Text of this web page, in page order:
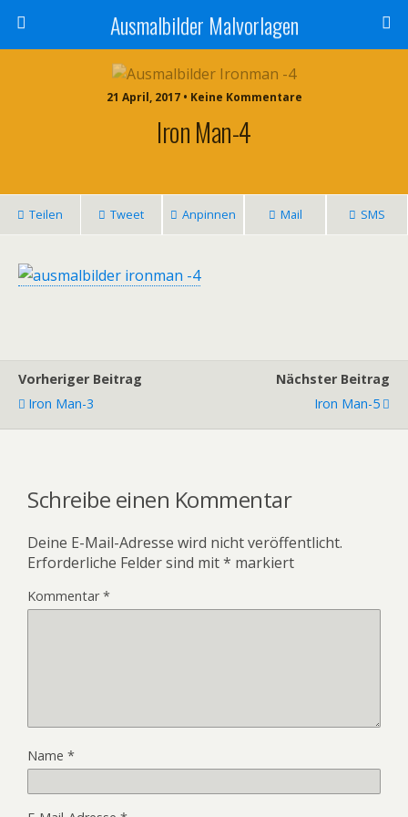
Ausmalbilder Malvorlagen
21 April, 2017 • Keine Kommentare
Iron Man-4
Teilen Tweet Anpinnen Mail SMS
Vorheriger Beitrag
Iron Man-3
Nächster Beitrag
Iron Man-5
Schreibe einen Kommentar
Deine E-Mail-Adresse wird nicht veröffentlicht.
Erforderliche Felder sind mit* markiert
Kommentar*
Name *